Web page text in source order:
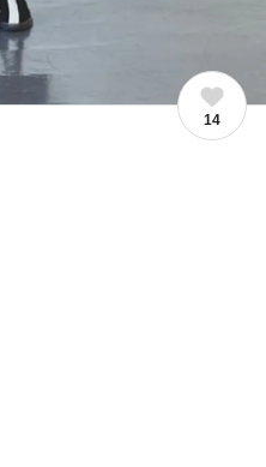
14